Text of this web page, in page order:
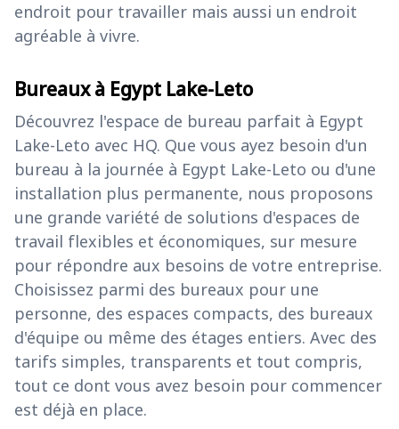
endroit pour travailler mais aussi un endroit
agréable à vivre.
Bureaux à Egypt Lake-Leto
Découvrez l'espace de bureau parfait à Egypt
Lake-Leto avec HQ. Que vous ayez besoin d'un
bureau à la journée à Egypt Lake-Leto ou d'une
installation plus permanente, nous proposons
une grande variété de solutions d'espaces de
travail flexibles et économiques, sur mesure
pour répondre aux besoins de votre entreprise.
Choisissez parmi des bureaux pour une
personne, des espaces compacts, des bureaux
d'équipe ou même des étages entiers. Avec des
tarifs simples, transparents et tout compris,
tout ce dont vous avez besoin pour commencer
est déjà en place.